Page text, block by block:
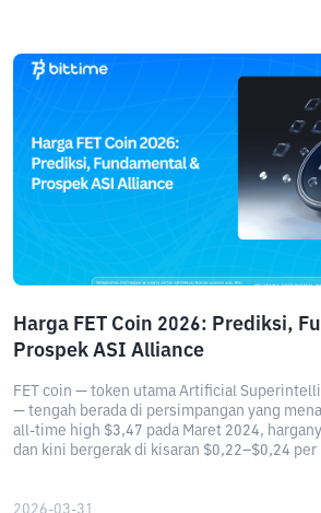
Harga FET Coin 2026: Prediksi,
Prospek ASI Alliance
FET coin — token utama Artificial
— tengah berada di persimpangan yang
all-time high $3,47 pada Maret 2024,
dan kini bergerak di kisaran $0,22–$0,24 per
2026-03-31